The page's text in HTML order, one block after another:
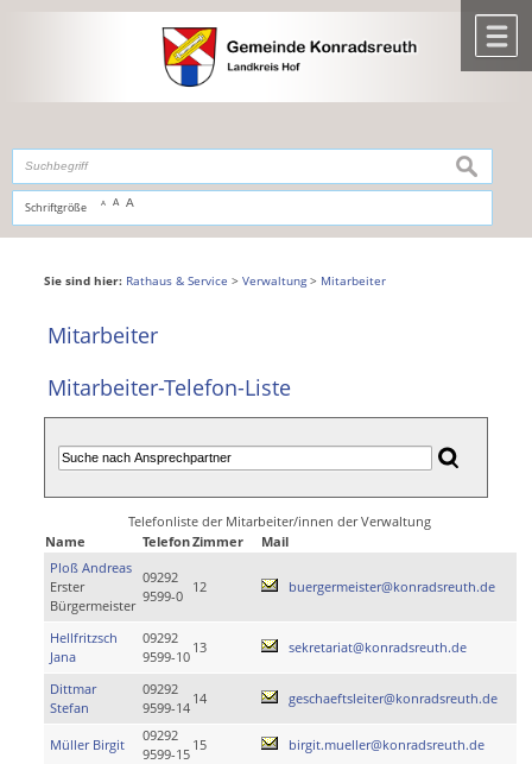
,zur Navigationoderzur Startseitespringen.
Schriftgröße A A A
suchen
Sie sind hier: Rathaus & Service > Verwaltung> Mitarbeiter
Mitarbeiter
Mitarbeiter-Telefon-Liste
Telefonliste der Mitarbeiter/innen der Verwaltung
Name
TelefonZimmer
Mail
Ploß Andreas
Erster
Bürgermeister
09292
9599-0
12 buergermeister@konradsreuth.de
Hellfritzsch
Jana
09292
9599-10
13 sekretariat@konradsreuth.de
Dittmar
Stefan
09292
9599-14
14 geschaeftsleiter@konradsreuth.de
Müller Birgit
09292
9599-15
15 birgit.mueller@konradsreuth.de